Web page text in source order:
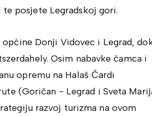
posjete Legradskoj gori.
Donji Vidovec i Legrad,
Osim nabavke čamca i
opremu na Halaš Čardi
(Goričan - Legrad i Sveta
razvoj turizma na ovom